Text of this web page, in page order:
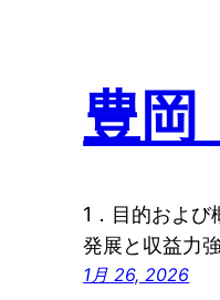
豊岡
1．目的およ
発展と収益力
1月 26, 2026